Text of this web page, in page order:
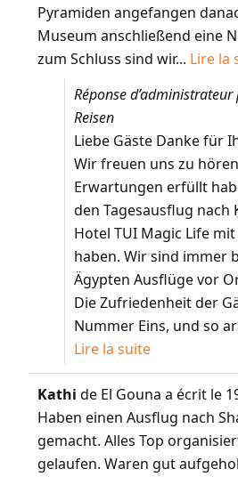
Pyramiden angefangen
Museum anschließend eine
zum Schluss sind wir... Lire la
Réponse
Reisen
Liebe Gäste Danke für
Wir freuen uns zu
Erwartungen erfüllt
den Tagesausflug nach
Hotel TUI Magic Life
haben. Wir sind immer
Ägypten Ausflüge vor
Die Zufriedenheit der
Nummer Eins, und so
Lire la suite
Kathide El Gouna a écrit le
Haben einen Ausflug nach
gemacht. Alles Top
gelaufen. Waren gut